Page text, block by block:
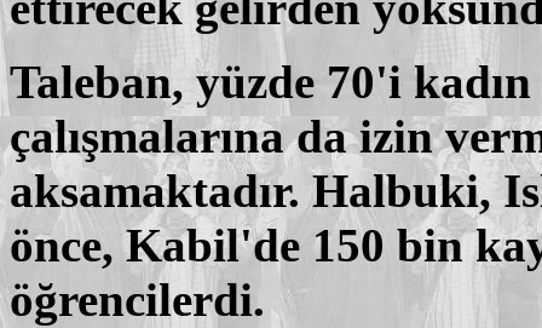
Taleban, yüzde 70'i
çalışmalarına da izin
aksamaktadır. Halbuki,
önce, Kabil'de 150 bin
öğrencilerdi.